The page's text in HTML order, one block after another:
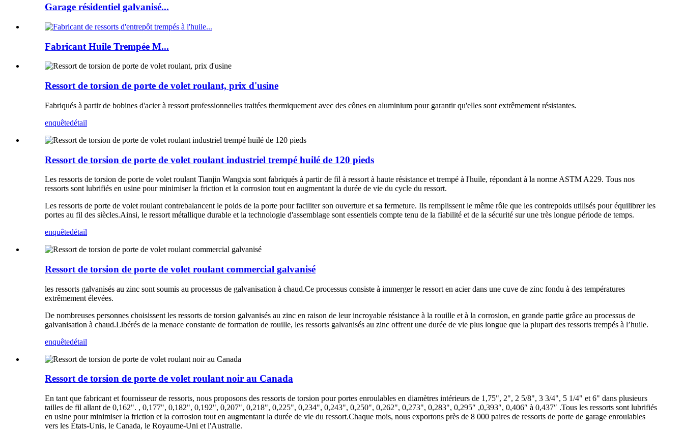
Garage résidentiel galvanisé...
Fabricant Huile Trempée M...
Ressort de torsion de porte de volet roulant, prix d'usine
Fabriqués à partir de bobines d'acier à ressort professionnelles traitées thermiquement avec des cônes en aluminium pour garantir qu'elles sont extrêmement résistantes.
enquêtedétail
Ressort de torsion de porte de volet roulant industriel trempé huilé de 120 pieds
Les ressorts de torsion de porte de volet roulant Tianjin Wangxia sont fabriqués à partir de fil à ressort à haute résistance et trempé à l'huile, répondant à la norme ASTM A229. Tous nos
ressorts sont lubrifiés en usine pour minimiser la friction et la corrosion tout en augmentant la durée de vie du cycle du ressort.
Les ressorts de porte de volet roulant contrebalancent le poids de la porte pour faciliter son ouverture et sa fermeture. Ils remplissent le même rôle que les contrepoids utilisés pour équilibrer les
portes au fil des siècles.Ainsi, le ressort métallique durable et la technologie d'assemblage sont essentiels compte tenu de la fiabilité et de la sécurité sur une très longue période de temps.
enquêtedétail
Ressort de torsion de porte de volet roulant commercial galvanisé
les ressorts galvanisés au zinc sont soumis au processus de galvanisation à chaud.Ce processus consiste à immerger le ressort en acier dans une cuve de zinc fondu à des températures
extrêmement élevées.
De nombreuses personnes choisissent les ressorts de torsion galvanisés au zinc en raison de leur incroyable résistance à la rouille et à la corrosion, en grande partie grâce au processus de
galvanisation à chaud.Libérés de la menace constante de formation de rouille, les ressorts galvanisés au zinc offrent une durée de vie plus longue que la plupart des ressorts trempés à l’huile.
enquêtedétail
Ressort de torsion de porte de volet roulant noir au Canada
En tant que fabricant et fournisseur de ressorts, nous proposons des ressorts de torsion pour portes enroulables en diamètres intérieurs de 1,75", 2", 2 5/8", 3 3/4", 5 1/4" et 6" dans plusieurs
tailles de fil allant de 0,162". , 0,177", 0,182", 0,192", 0,207", 0,218", 0,225", 0,234", 0,243", 0,250", 0,262", 0,273", 0,283", 0,295″ ,0,393″, 0,406″ à 0,437″ .Tous les ressorts sont lubrifiés
en usine pour minimiser la friction et la corrosion tout en augmentant la durée de vie du ressort.Chaque mois, nous exportons près de 8 000 paires de ressorts de porte de garage enroulables
vers les États-Unis, le Canada, le Royaume-Uni et l'Australie.